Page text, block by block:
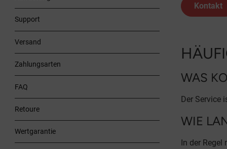
Support
Versand
Zahlungsarten
FAQ
Retoure
Wertgarantie
Kontakt
WAS
Der Service
WIE
In der Regel